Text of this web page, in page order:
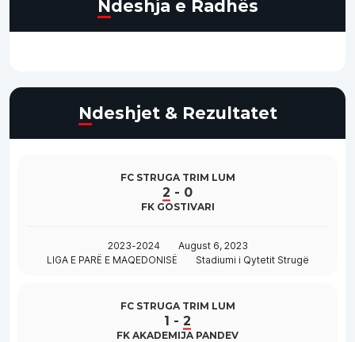
Ndeshja e Radhës
Ndeshjet & Rezultatet
FC STRUGA TRIM LUM
2 - 0
FK GOSTIVARI
2023-2024
August 6, 2023
LIGA E PARË E MAQEDONISË
Stadiumi i Qytetit Strugë
FC STRUGA TRIM LUM
1 - 2
FK AKADEMIJA PANDEV